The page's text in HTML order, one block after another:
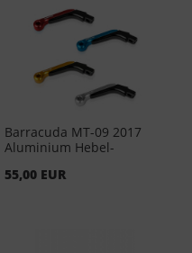
Barracuda MT-09 2017
Aluminium Hebel-
)55,00 EUR